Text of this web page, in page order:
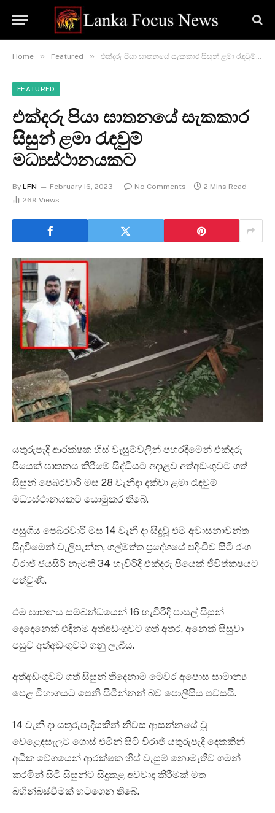
Home » Featured » එක්දරු පියා ඝාතනයේ සැකකාර සිසුන් ළමා රැඳවුම් මධ්‍යස්ථානයකට
FEATURED
එක්දරු පියා ඝාතනයේ සැකකාර
සිසුන් ළමා රැඳවුම්
මධ්‍යස්ථානයකට
By LFN February 16, 2023 No Comments
2 Mins Read
269 Views
යතුරුපැදි ආරක්ෂක හිස් වැසුම්වලින් පහරදීමෙන් එක්දරු
පියෙක් ඝාතනය කිරීමේ සිද්ධියට අදාළව අත්අඩංගුවට ගත්
සිසුන් පෙබරවාරි මස 28 වැනිදා දක්වා ළමා රැඳවුම්
මධ්‍යස්ථානයකට යොමුකර තිබේ.
පසුගිය පෙබරවාරි මස 14 වැනි දා සිදුවූ එම අවාසනාවන්ත
සිදුවීමෙන් වැලිපැන්න, ගල්මත්ත ප්‍රදේශයේ පදිංචිව සිටි රංග
විරාජ් ජයසිරි නැමති 34 හැවිරිදි එක්දරු පියෙක් ජීවිත්කෂයට
පත්වුණි.
එම ඝාතනය සම්බන්ධයෙන් 16 හැවිරිදි පාසල් සිසුන්
දෙදෙනෙක් එදිනම අත්අඩංගුවට ගත් අතර, අනෙක් සිසුවා
පසුව අත්අඩංගුවට ගනු ලැබීය.
අත්අඩංගුවට ගත් සිසුන් තිදෙනාම මෙවර අපොස සාමාන්‍ය
පෙළ විභාගයට පෙනී සිටින්නන් බව පොලීසිය පවසයි.
14 වැනි දා යතුරුපැදියකින් නිවස ආසන්නයේ වූ
වෙළෙඳසැලට ගොස් එමින් සිටි විරාජ් යතුරුපැදි දෙකකින්
අධික වේගයෙන් ආරක්ෂක හිස් වැසුම් නොමැතිව ගමන්
කරමින් සිටි සිසුන්ට සිදුකළ අවවාද කිරීමක් මත
බහින්බස්වීමක් හටගෙන තිබේ.